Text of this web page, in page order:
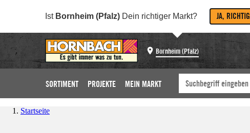
Ist Bornheim (Pfalz) Dein richtiger Markt? JA, RICHTIG
Bornheim (Pfalz)
SORTIMENT PROJEKTE MEIN MARKT
Startseite